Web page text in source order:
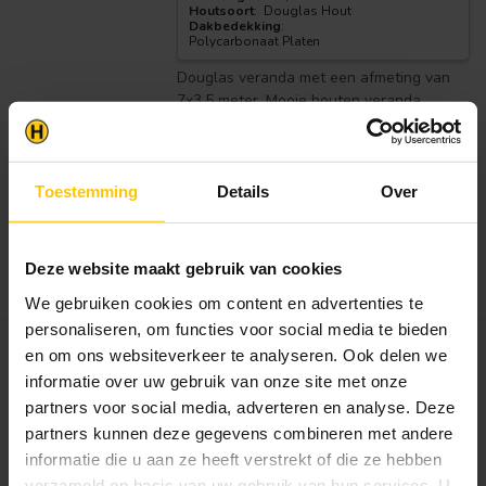
Toestemming Details Over
Deze website maakt gebruik van cookies
We gebruiken cookies om content en advertenties te
personaliseren, om functies voor social media te bieden
en om ons websiteverkeer te analyseren. Ook delen we
informatie over uw gebruik van onze site met onze
partners voor social media, adverteren en analyse. Deze
partners kunnen deze gegevens combineren met andere
informatie die u aan ze heeft verstrekt of die ze hebben
Houtsoort: Douglas Hout
Dakbedekking:
Polycarbonaat Platen
Douglas veranda met een afmeting van
7x3,5 meter. Mooie houten veranda...
Dit product is op voorraad. Bij
Bekijken
VAN GELDER HOUT
Douglas Veranda 300x400
cm | Houten Veranda 3x4
m
Afmeting:
3x4m
Douglas Hout